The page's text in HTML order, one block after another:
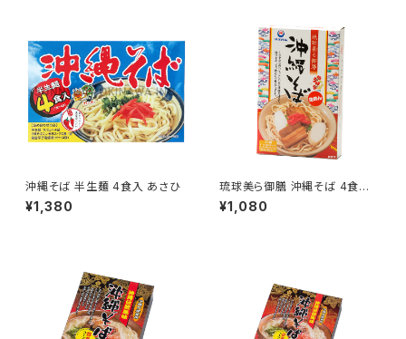
沖縄そば 半生麺 4食入 あさひ
¥1,380
琉球美ら御膳 沖縄そば 4食入
生めん オキハム
¥1,080